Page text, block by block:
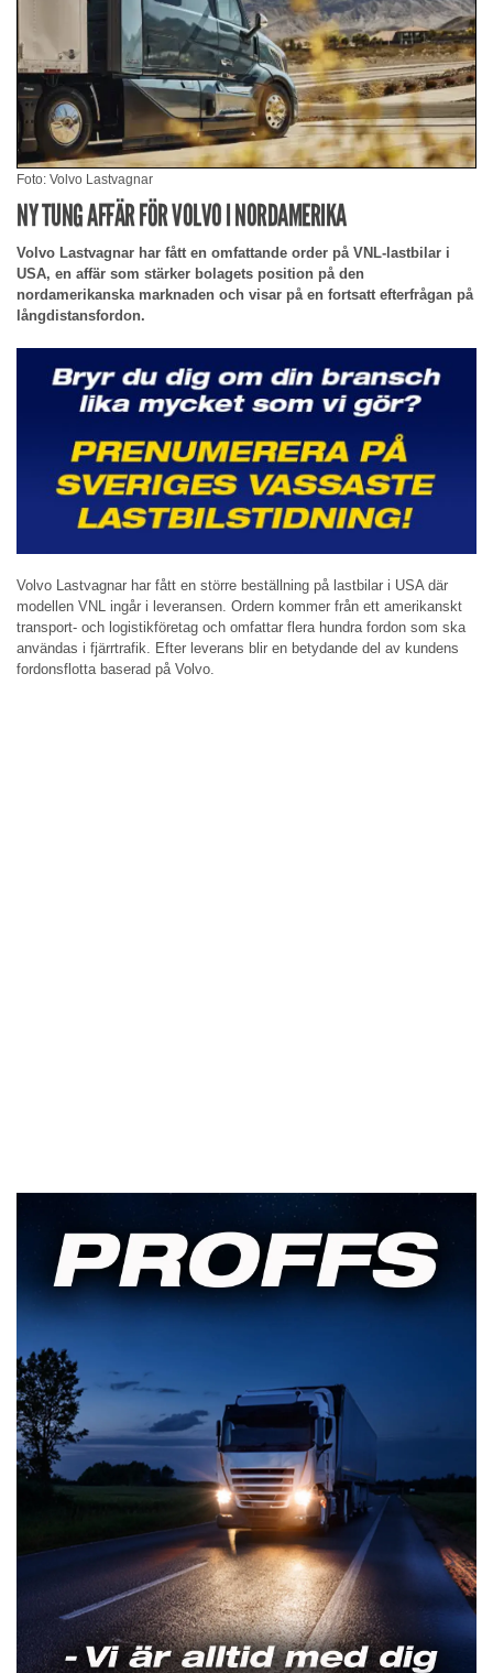
Foto: Volvo Lastvagnar
NY TUNG AFFÄR FÖR VOLVO I NORDAMERIKA
Volvo Lastvagnar har fått en omfattande order på VNL-lastbilar i
USA, en affär som stärker bolagets position på den
nordamerikanska marknaden och visar på en fortsatt efterfrågan på
långdistansfordon.
Volvo Lastvagnar har fått en större beställning på lastbilar i USA där
modellen VNL ingår i leveransen. Ordern kommer från ett amerikanskt
transport- och logistikföretag och omfattar flera hundra fordon som ska
användas i fjärrtrafik. Efter leverans blir en betydande del av kundens
fordonsflotta baserad på Volvo.